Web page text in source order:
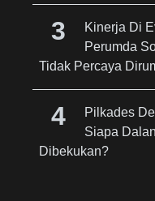
Kinerja Di
Perumda
Tidak Percaya
Pilkades
Siapa
Dibekukan?